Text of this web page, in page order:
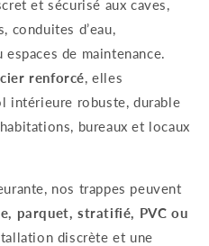
et sécurisé aux caves,
conduites d’eau,
de maintenance.
renforcé, elles
intérieure robuste, durable
bureaux et locaux
nos trappes peuvent
parquet, stratifié, PVC ou
discrète et une